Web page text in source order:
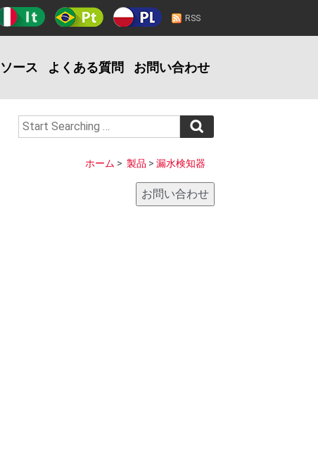
RSS
ース よくある質問 お問い合わせ
ホーム > 製品 > 漏水検知器